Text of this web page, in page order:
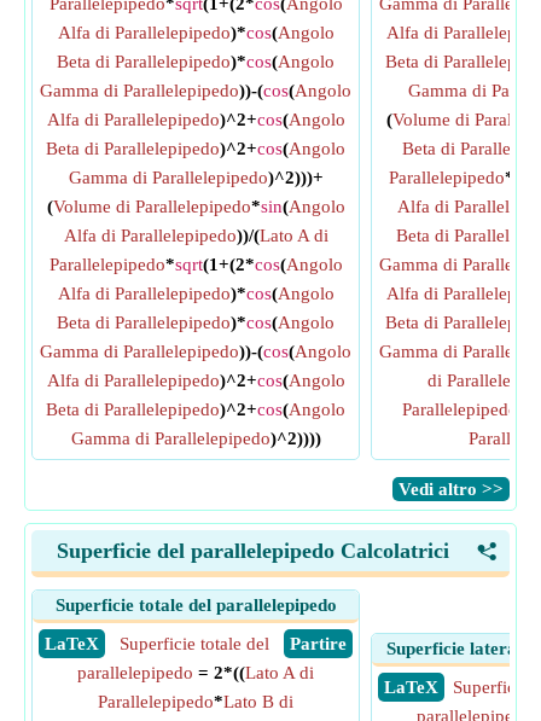
Alfa di Parallelepipedo)*cos(Angolo
Beta di Parallelepipedo)*cos(Angolo
Gamma di Parallelepipedo))-(cos(Angolo
Alfa di Parallelepipedo)^2+cos(Angolo
Beta di Parallelepipedo)^2+cos(Angolo
Gamma di Parallelepipedo)^2)))+
(Volume di Parallelepipedo*sin(Angolo
Alfa di Parallelepipedo))/(Lato A di
Parallelepipedo*sqrt(1+(2*cos(Angolo
Alfa di Parallelepipedo)*cos(Angolo
Beta di Parallelepipedo)*cos(Angolo
Gamma di Parallelepipedo))-(cos(Angolo
Alfa di Parallelepipedo)^2+cos(Angolo
Beta di Parallelepipedo)^2+cos(Angolo
Gamma di Parallelepipedo)^2))))
Alfa di
Beta di
Gamma di
(Volume di
Beta di
Parallelepipedo*
Alfa di
Beta di
Gamma di
Alfa di
Beta di
Gamma di
di
Parallelepipedo
​Vedi altro >>
<
Superficie del parallelepipedo Calcolatrici
Superficie totale del parallelepipedo
​ LaTeX
​ Partire
Superficie totale del
parallelepipedo = 2*((Lato A di
Parallelepipedo*Lato B di
Superficie laterale
​ LaTeX
Superficie
parallelepipedo